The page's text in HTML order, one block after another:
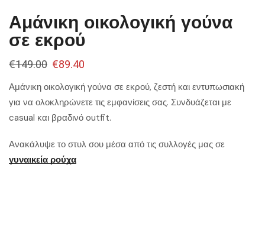
Αμάνικη οικολογική γούνα
σε εκρού
€149.00 €89.40
Αμάνικη οικολογική γούνα σε εκρού, ζεστή και εντυπωσιακή
για να ολοκληρώνετε τις εμφανίσεις σας. Συνδυάζεται με
casual και βραδινό outfit.
Ανακάλυψε το στυλ σου μέσα από τις συλλογές μας σε
γυναικεία ρούχα